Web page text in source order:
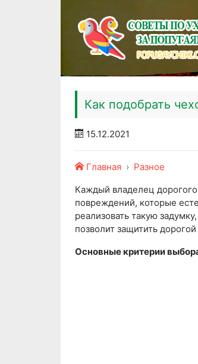
Как подобрать
15.12.2021
Главная
Разное
Каждый владелец
повреждений, которые
реализовать такую
позволит защитить
Основные критерии